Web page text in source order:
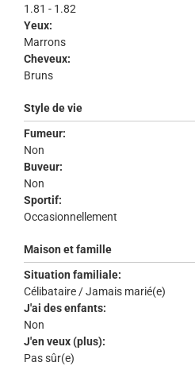
1.81 - 1.82
Yeux:
Marrons
Cheveux:
Bruns
Style de vie
Fumeur:
Non
Buveur:
Non
Sportif:
Occasionnellement
Maison et famille
Situation familiale:
Célibataire / Jamais marié(e)
J'ai des enfants:
Non
J'en veux (plus):
Pas sûr(e)